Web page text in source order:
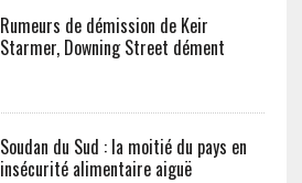
Rumeurs de démission de Keir
Starmer, Downing Street dément
Soudan du Sud : la moitié du pays en
insécurité alimentaire aiguë